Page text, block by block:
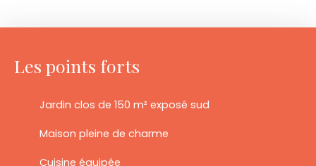
Les points forts
Jardin clos de 150 m² exposé sud
Maison pleine de charme
Cuisine équipée